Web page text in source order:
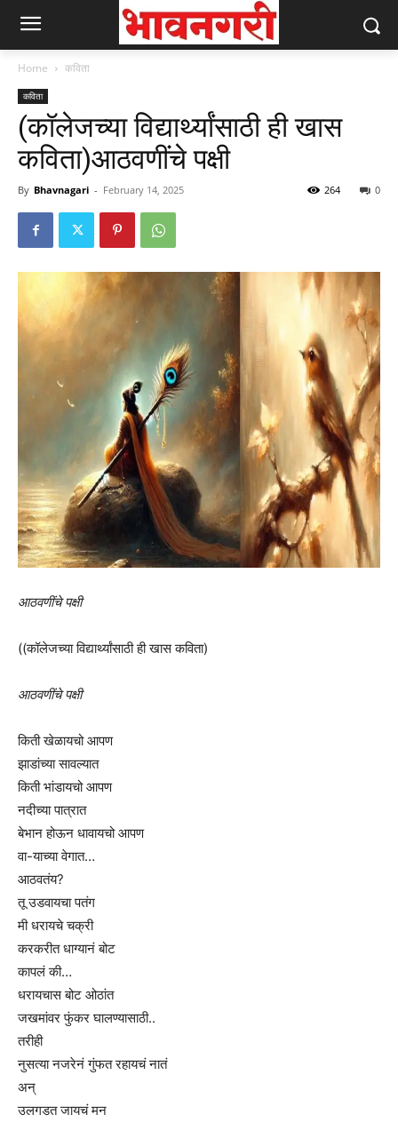
Home कविता
कविता
(कॉलेजच्या विद्यार्थ्यांसाठी ही खास
कविता)आठवणींचे पक्षी
By Bhavnagari - February 14, 2025 0
264
आठवणींचे पक्षी
((कॉलेजच्या विद्यार्थ्यांसाठी ही खास कविता)
आठवणींचे पक्षी
किती खेळायचो आपण
झाडांच्या सावल्यात
किती भांडायचो आपण
नदीच्या पात्रात
बेभान होऊन धावायचो आपण
वा-याच्या वेगात…
आठवतंय?
तू उडवायचा पतंग
मी धरायचे चक्री
करकरीत धाग्यानं बोट
कापलं की…
धरायचास बोट ओठांत
जखमांवर फुंकर घालण्यासाठी..
तरीही
नुसत्या नजरेनं गुंफत रहायचं नातं
अन्
उलगडत जायचं मन